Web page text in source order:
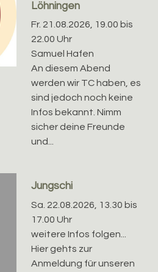
Löhningen
Fr. 21.08.2026, 19.00 bis
22.00 Uhr
Samuel Hafen
An diesem Abend
werden wir TC haben, es
sind jedoch noch keine
Infos bekannt. Nimm
sicher deine Freunde
und...
Jungschi
Sa. 22.08.2026, 13.30 bis
17.00 Uhr
weitere Infos folgen...
Hier gehts zur
Anmeldung für unseren